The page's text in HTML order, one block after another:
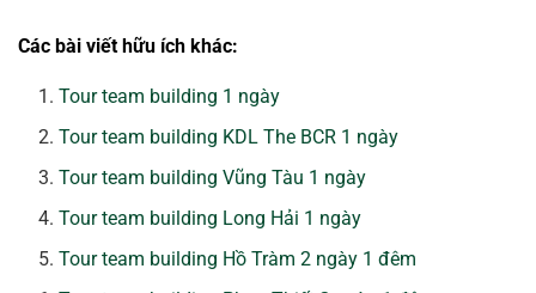
Các bài viết hữu ích khác:
Tour team building 1 ngày
Tour team building KDL The BCR 1 ngày
Tour team building Vũng Tàu 1 ngày
Tour team building Long Hải 1 ngày
Tour team building Hồ Tràm 2 ngày 1 đêm